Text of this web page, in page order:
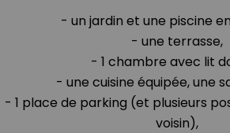
- un jardin et une piscine
- une terrasse,
- 1 chambre avec lit
- une cuisine équipée, une
- 1 place de parking (et plusieurs
voisin),